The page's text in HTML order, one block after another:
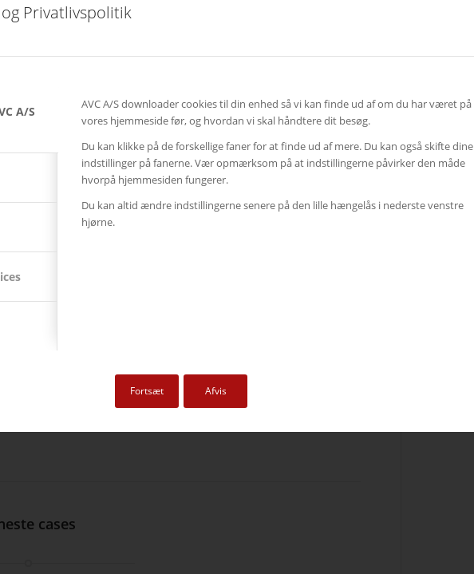
og Privatlivspolitik
A/S
AVC A/S downloader cookies til din enhed så vi kan finde ud af om du har været på
vores hjemmeside før, og hvordan vi skal håndtere dit besøg.
Du kan klikke på de forskellige faner for at finde ud af mere. Du kan også skifte dine
indstillinger på fanerne. Vær opmærksom på at indstillingerne påvirker den måde
hvorpå hjemmesiden fungerer.
Du kan altid ændre indstillingerne senere på den lille hængelås i nederste venstre
hjørne.
Fortsæt Afvis
hos
format. Det
køre i et
Denne
med
kommer
ånd er
der viser
Playstation,
lidt af og
med
osv.
cases